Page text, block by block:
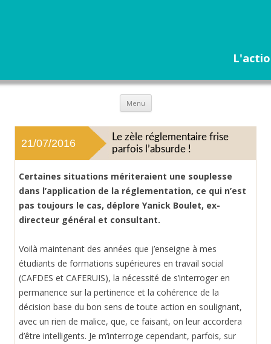
Menu Aller
contenu
21/07/2016
Le zèle réglementaire frise
parfois l’absurde !
Certaines situations mériteraient une souplesse
dans l’application de la réglementation, ce qui n’est
pas toujours le cas, déplore Yanick Boulet, ex-
directeur général et consultant.
Voilà maintenant des années que j’enseigne à mes
étudiants de formations supérieures en travail social
(CAFDES et CAFERUIS), la nécessité de s’interroger en
permanence sur la pertinence et la cohérence de la
décision base du bon sens de toute action en soulignant,
avec un rien de malice, que, ce faisant, on leur accordera
d’être intelligents. Je m’interroge cependant, parfois, sur